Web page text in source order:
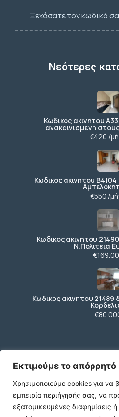
Εκτιμούμε το απόρρητό
Χρησιμοποιούμε cookies για να
εμπειρία περιήγησής σας, να
εξατομικευμένες διαφημίσεις
Ξεχάσατε τον κωδικό
Νεότερες
Κωδικος ακινητου
ανακαινισμενη
€420 /
Κωδικος ακινητου
€550 /
Κωδικος ακινητου
Ν.Πολιτεια
Κωδικος ακινητου 21489
© 2026 agx.gr. All